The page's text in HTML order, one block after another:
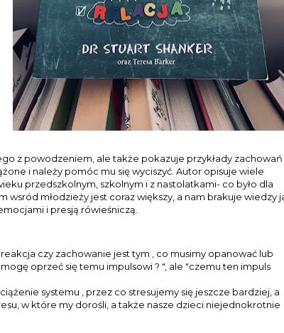
z powodzeniem, ale także pokazuje przykłady zachowań
i należy pomóc mu się wyciszyć. Autor opisuje wiele
przedszkolnym, szkolnym i z nastolatkami- co było dla
młodzieży jest coraz większy, a nam brakuje wiedzy
i presją rówieśniczą.
czy zachowanie jest tym , co musimy opanować lub
oprzeć się temu impulsowi ? ", ale "czemu ten impuls
systemu , przez co stresujemy się jeszcze bardziej, a
w które my dorośli, a także nasze dzieci niejednokrotnie